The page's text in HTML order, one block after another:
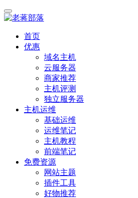
首页
优惠
域名主机
云服务器
商家推荐
主机评测
独立服务器
主机运维
基础运维
运维笔记
主机教程
前端笔记
免费资源
网站主题
插件工具
好物推荐